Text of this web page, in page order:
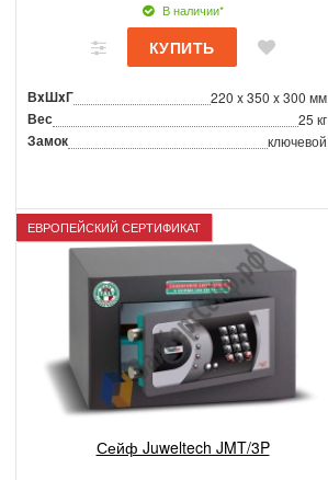
В наличии*
ВxШxГ 220 x 350 x 300 мм
Вес 25 кг
Замок ключевой
ЕВРОПЕЙСКИЙ СЕРТИФИКАТ
Сейф Juweltech JMT/3P